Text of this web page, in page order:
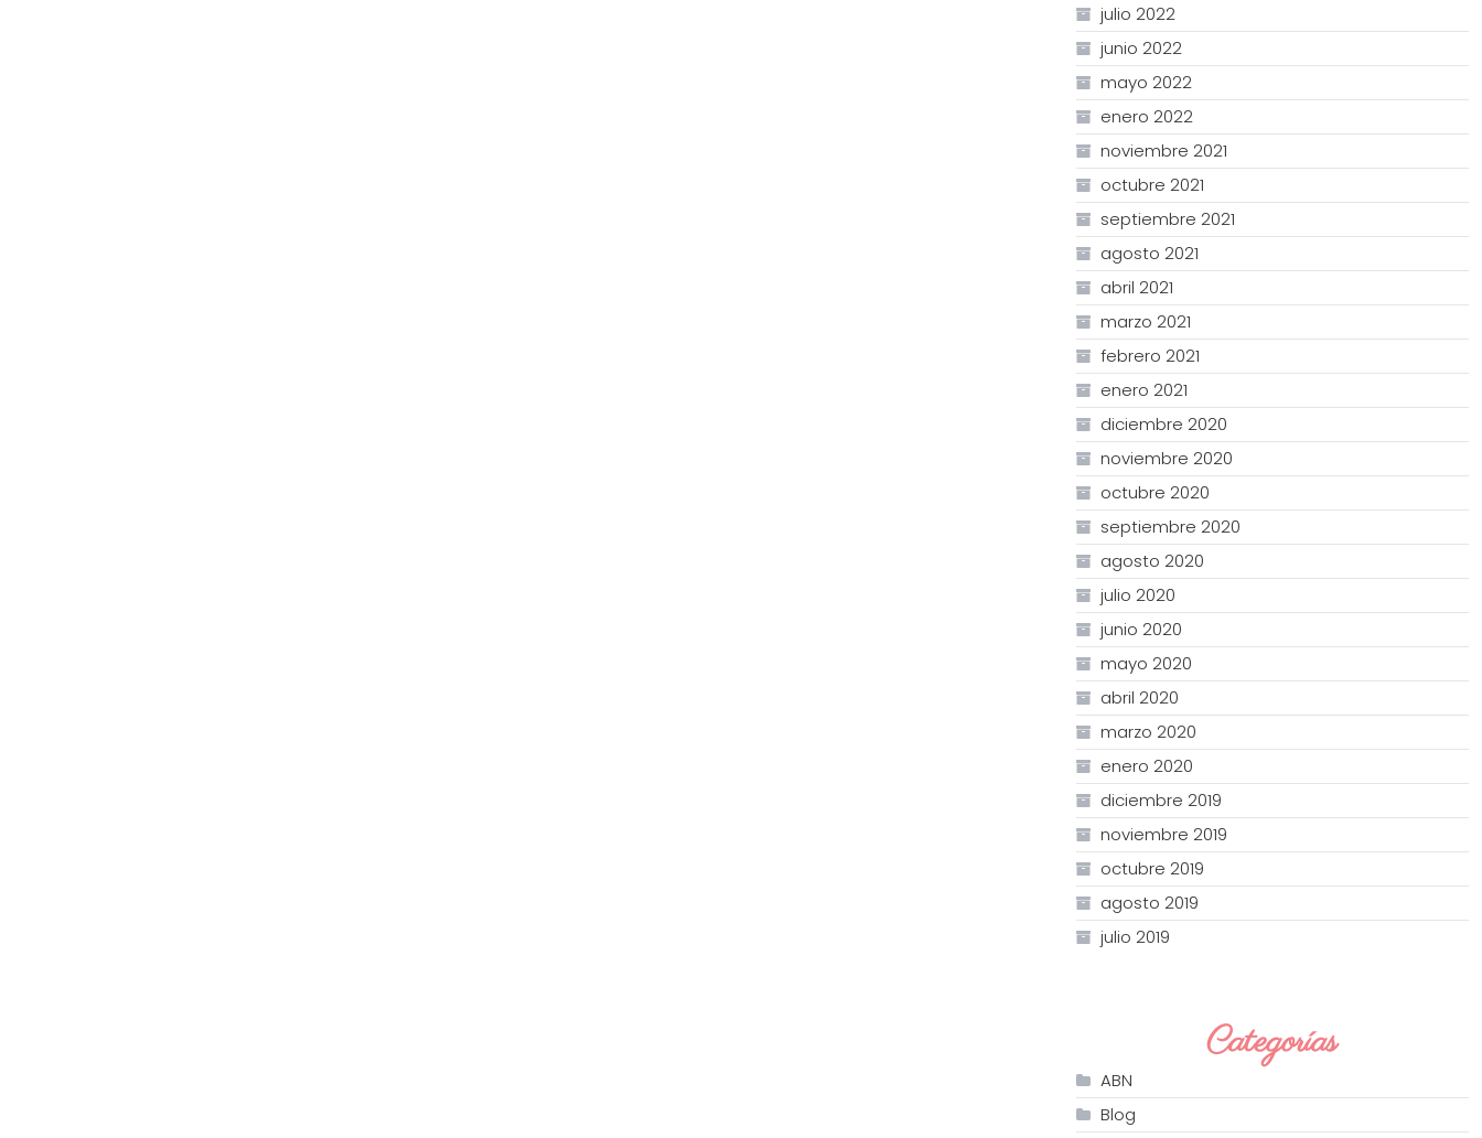
julio 2022
junio 2022
mayo 2022
enero 2022
noviembre 2021
octubre 2021
septiembre 2021
agosto 2021
abril 2021
marzo 2021
febrero 2021
enero 2021
diciembre 2020
noviembre 2020
octubre 2020
septiembre 2020
agosto 2020
julio 2020
junio 2020
mayo 2020
abril 2020
marzo 2020
enero 2020
diciembre 2019
noviembre 2019
octubre 2019
agosto 2019
julio 2019
Categorías
ABN
Blog